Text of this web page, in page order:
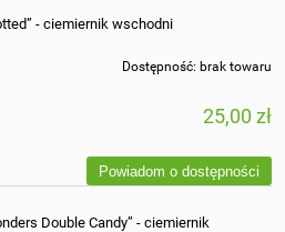
- ciemiernik wschodni
Dostępność: brak towaru
25,00 zł
Powiadom o dostępności
Double Candy” - ciemiernik